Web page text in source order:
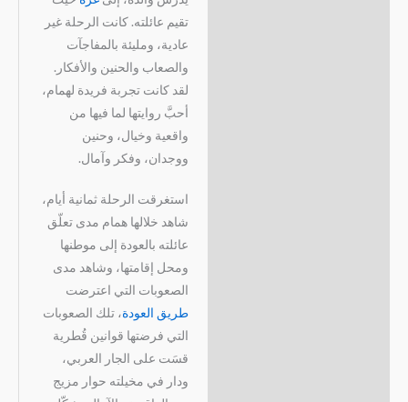
تقيم عائلته. كانت الرحلة غير
عادية، ومليئة بالمفاجآت
والصعاب والحنين والأفكار.
لقد كانت تجربة فريدة لهمام،
أحبَّ روايتها لما فيها من
واقعية وخيال، وحنين
ووجدان، وفكر وآمال.
استغرقت الرحلة ثمانية أيام،
شاهد خلالها همام مدى تعلّق
عائلته بالعودة إلى موطنها
ومحل إقامتها، وشاهد مدى
الصعوبات التي اعترضت
طريق العودة، تلك الصعوبات
التي فرضتها قوانين قُطرية
قسَت على الجار العربي،
ودار في مخيلته حوار مزيج